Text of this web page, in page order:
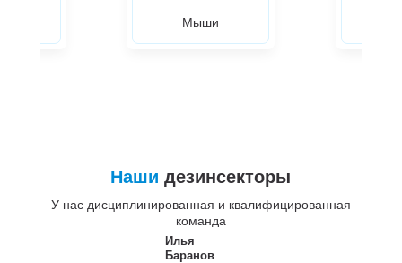
Мыши
Наши дезинсекторы
У нас дисциплинированная и квалифицированная
команда
Илья
Баранов